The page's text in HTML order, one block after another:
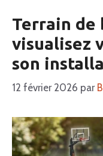
Terrain de
visualisez
son
12 février 2026 par